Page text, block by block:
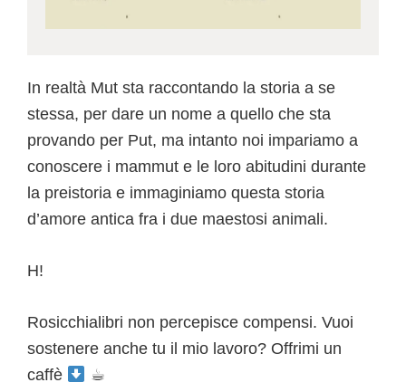
In realtà Mut sta raccontando la storia a se
stessa, per dare un nome a quello che sta
provando per Put, ma intanto noi impariamo a
conoscere i mammut e le loro abitudini durante
la preistoria e immaginiamo questa storia
d’amore antica fra i due maestosi animali.
H!
Rosicchialibri non percepisce compensi. Vuoi
sostenere anche tu il mio lavoro? Offrimi un
caffè
☕︎